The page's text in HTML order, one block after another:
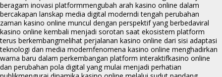
beragam inovasi platformmengubah arah kasino online dalam
bercakapan lanskap media digital moderndi tengah perubahan
zaman kasino online muncul dengan perspektif yang berbedaviral
kasino online kembali menjadi sorotan saat ekosistem platform
terus berkembangmelihat perjalanan kasino online dari sisi adaptasi
teknologi dan media modernfenomena kasino online menghadirkan
warna baru dalam perkembangan platform interaktifkasino online
dan perubahan pola digital yang mulai menjadi perhatian